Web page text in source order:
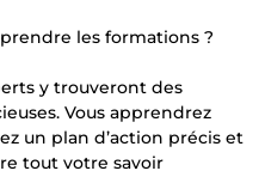
les formations ?
y trouveront des
Vous apprendrez
un plan d’action précis et
tout votre savoir